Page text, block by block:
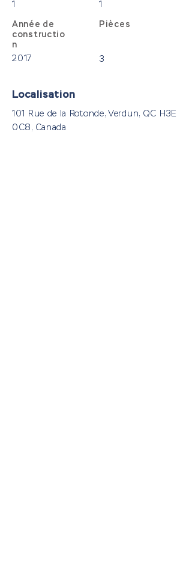
1
Année de
constructio
n
2017
1
Pièces
3
Localisation
101 Rue de la Rotonde, Verdun, QC H3E
0C8, Canada